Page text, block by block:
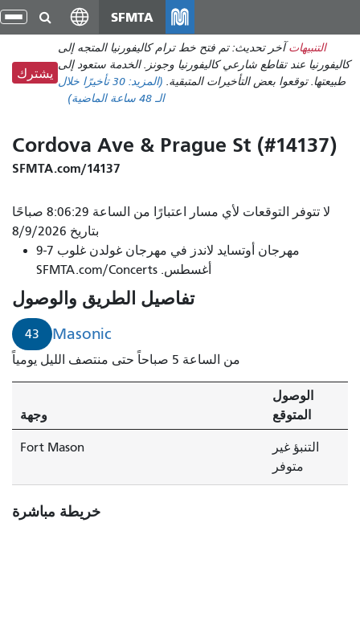
انتقل
إلى
المحتوى
الرئيسي
SFMTA
التنبيهات آخر تحديث: تم فتح خط ترام كاليفورنيا المتجه إلى
كاليفورنيا عند تقاطع شارعي كاليفورنيا وجونز. الخدمة ستعود إلى
طبيعتها. توقعوا بعض التأخيرات المتبقية. (المزيد: 30 تأخيرًا
خلال
الـ 48 ساعة الماضية)
يشترك
Cordova Ave & Prague St (#14137)
SFMTA.com/14137
لا تتوفر التوقعات لأي مسار اعتبارًا من الساعة 8:06:29 صباحًا
بتاريخ 8/9/2026
مهرجان أوتسايد لاندز في مهرجان غولدن غلوب 7-9
أغسطس. SFMTA.com/Concerts
تفاصيل الطريق والوصول
43 Masonic
من الساعة 5 صباحاً حتى منتصف الليل يومياً
وجهة
الوصول
المتوقع
Fort Mason
التنبؤ غير
متوفر
خريطة مباشرة